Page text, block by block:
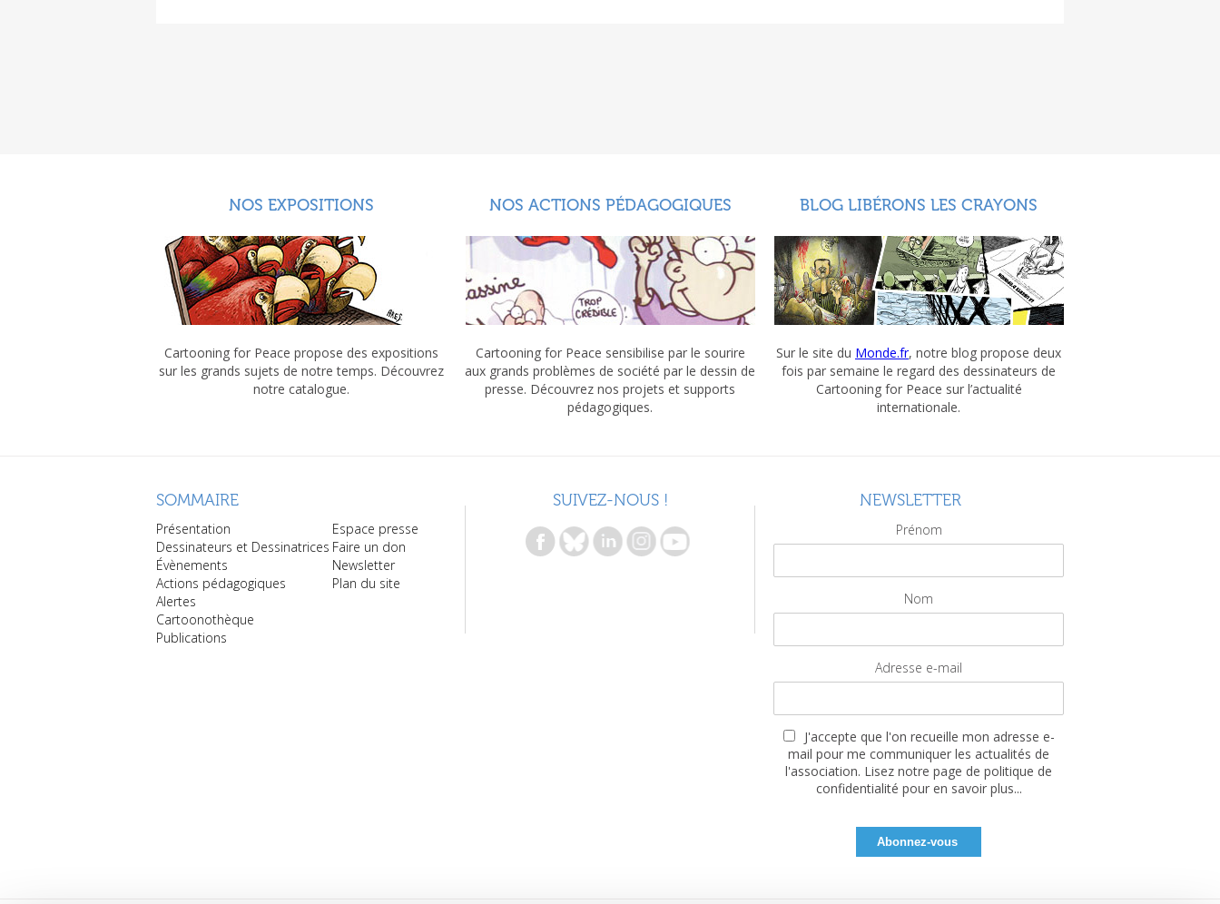
NOS EXPOSITIONS
Cartooning for Peace propose des expositions
sur les grands sujets de notre temps. Découvrez
notre catalogue.
NOS ACTIONS PÉDAGOGIQUES
Cartooning for Peace sensibilise par le sourire
aux grands problèmes de société par le dessin de
presse. Découvrez nos projets et supports
pédagogiques.
BLOG LIBÉRONS LES CRAYONS
Sur le site du Monde.fr, notre blog propose deux
fois par semaine le regard des dessinateurs de
Cartooning for Peace sur l’actualité
internationale.
SOMMAIRE
Présentation
Dessinateurs et Dessinatrices
Évènements
Actions pédagogiques
Alertes
Cartoonothèque
Publications
Espace presse
Faire un don
Newsletter
Plan du site
SUIVEZ-NOUS ! NEWSLETTER
Prénom
Nom
Adresse e-mail
J'accepte que l'on recueille mon adresse e-
mail pour me communiquer les actualités de
l'association. Lisez notre page de politique de
confidentialité pour en savoir plus...